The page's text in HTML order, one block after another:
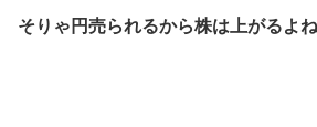
そりゃ円売られるから株は上がるよね